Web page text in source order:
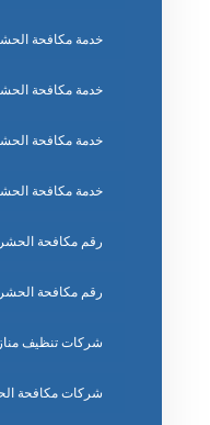
خدمة مكافحة
خدمة مكافحة
خدمة مكافحة
خدمة مكافحة
رقم مكافحة
رقم مكافحة
شركات تنظيف
شركات مكافحة